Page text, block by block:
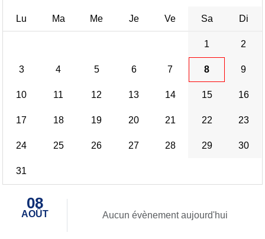
Lu Ma Me Je Ve Sa Di
1 2
3 4 5 6 7 8 9
10 11 12 13 14 15 16
17 18 19 20 21 22 23
24 25 26 27 28 29 30
31
08
AOÛT Aucun évènement aujourd'hui